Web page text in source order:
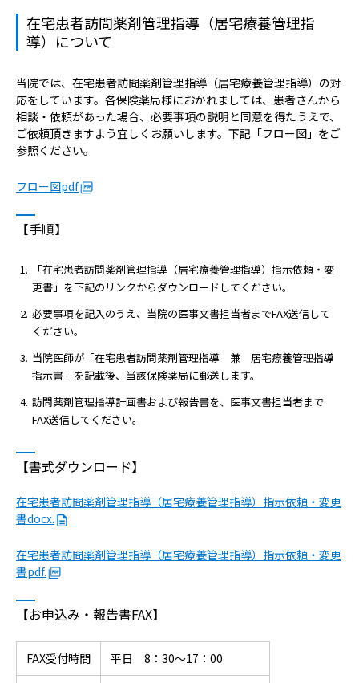
よくある質問
在宅患者訪問薬剤管理指導（居宅療養管理指
導）について
当院では、在宅患者訪問薬剤管理指導（居宅療養管理指導）の対
応をしています。各保険薬局様におかれましては、患者さんから
相談・依頼があった場合、必要事項の説明と同意を得たうえで、
ご依頼頂きますよう宜しくお願いします。下記「フロー図」をご
参照ください。
フロー図pdf
【手順】
「在宅患者訪問薬剤管理指導（居宅療養管理指導）指示依頼・変
更書」を下記のリンクからダウンロードしてください。
必要事項を記入のうえ、当院の医事文書担当者までFAX送信して
ください。
当院医師が「在宅患者訪問薬剤管理指導 兼 居宅療養管理指導
指示書」を記載後、当該保険薬局に郵送します。
訪問薬剤管理指導計画書および報告書を、医事文書担当者まで
FAX送信してください。
【書式ダウンロード】
在宅患者訪問薬剤管理指導（居宅療養管理指導）指示依頼・変更
書docx.
在宅患者訪問薬剤管理指導（居宅療養管理指導）指示依頼・変更
書pdf.
【お申込み・報告書FAX】
FAX受付時間 平日 8：30～17：00